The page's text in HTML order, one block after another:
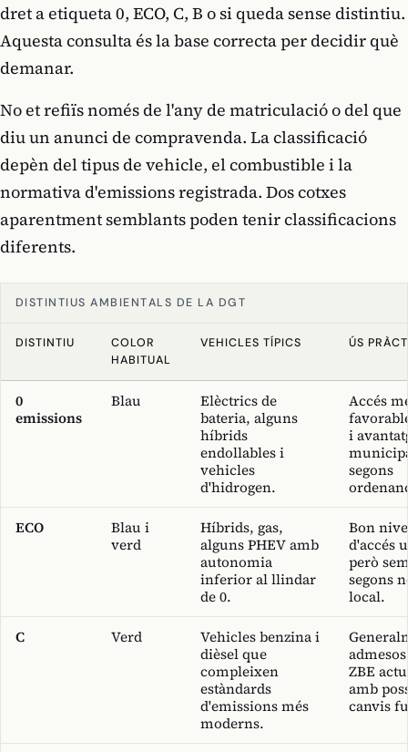
dret a etiqueta 0, ECO, C, B o si queda sense distintiu.
Aquesta consulta és la base correcta per decidir què
demanar.
No et refiïs només de l'any de matriculació o del que
diu un anunci de compravenda. La classificació
depèn del tipus de vehicle, el combustible i la
normativa d'emissions registrada. Dos cotxes
aparentment semblants poden tenir classificacions
diferents.
DISTINTIUS AMBIENTALS DE LA DGT
DISTINTIU
COLOR
HABITUAL
VEHICLES TÍPICS ÚS
0
emissions
Blau
Elèctrics de
bateria, alguns
híbrids
endollables i
vehicles
d'hidrogen.
Accés
i
segons
ECO
Blau i
verd
Híbrids, gas,
alguns PHEV amb
autonomia
inferior al llindar
de 0.
Bon
d'accés
però
segons
local.
C Verd
Vehicles benzina i
dièsel que
compleixen
estàndards
d'emissions més
moderns.
ZBE
amb
canvis